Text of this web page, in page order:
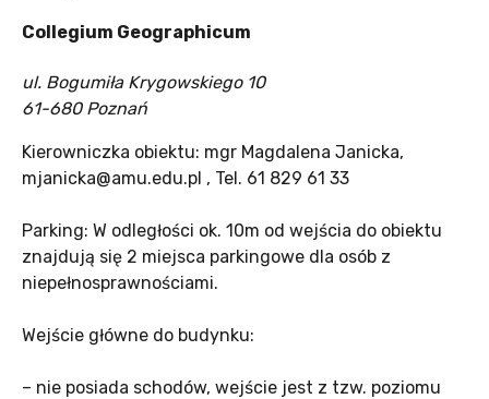
Collegium Geographicum
ul. Bogumiła Krygowskiego 10
61-680 Poznań
Kierowniczka obiektu: mgr Magdalena Janicka,
mjanicka@amu.edu.pl , Tel. 61 829 61 33
Parking: W odległości ok. 10m od wejścia do obiektu
znajdują się 2 miejsca parkingowe dla osób z
niepełnosprawnościami.
Wejście główne do budynku:
– nie posiada schodów, wejście jest z tzw. poziomu